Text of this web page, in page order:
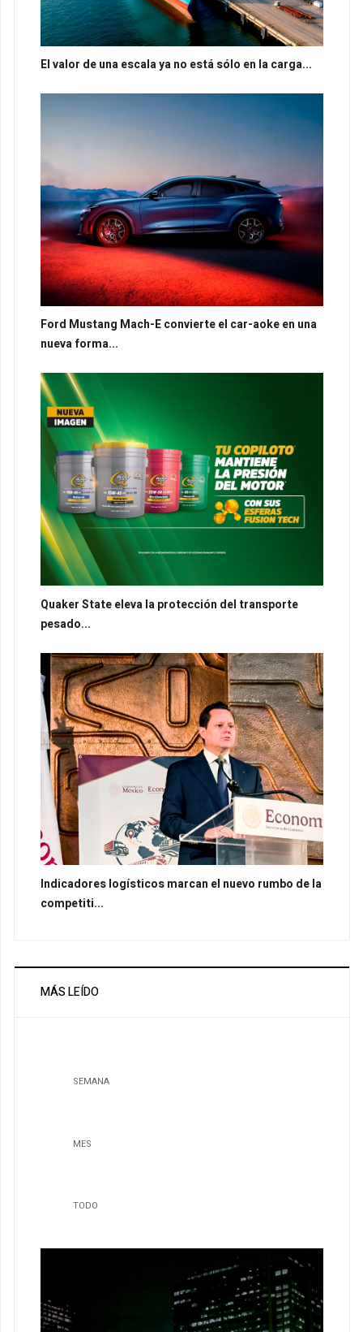
El valor de una escala ya no está sólo en la carga...
Ford Mustang Mach-E convierte el car-aoke en una
nueva forma...
Quaker State eleva la protección del transporte
pesado...
Indicadores logísticos marcan el nuevo rumbo de la
competiti...
MÁS LEÍDO
SEMANA
MES
TODO